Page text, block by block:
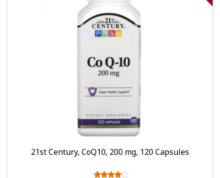
21st Century, CoQ10, 200 mg, 120 Capsules